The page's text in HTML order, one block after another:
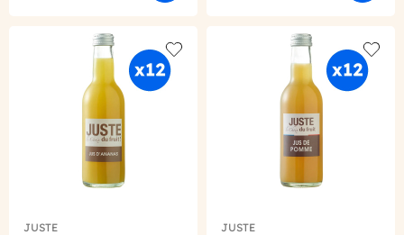
Add to wishlist
JUSTE
Add
JUSTE